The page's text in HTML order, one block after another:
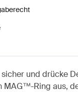
und drücke
MAG™-Ring aus,